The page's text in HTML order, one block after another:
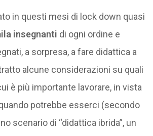
in questi mesi di lock down quasi
insegnanti di ogni ordine e
a sorpresa, a fare didattica a
alcune considerazioni su quali
è più importante lavorare, in vista
potrebbe esserci (secondo
scenario di “didattica ibrida”, un